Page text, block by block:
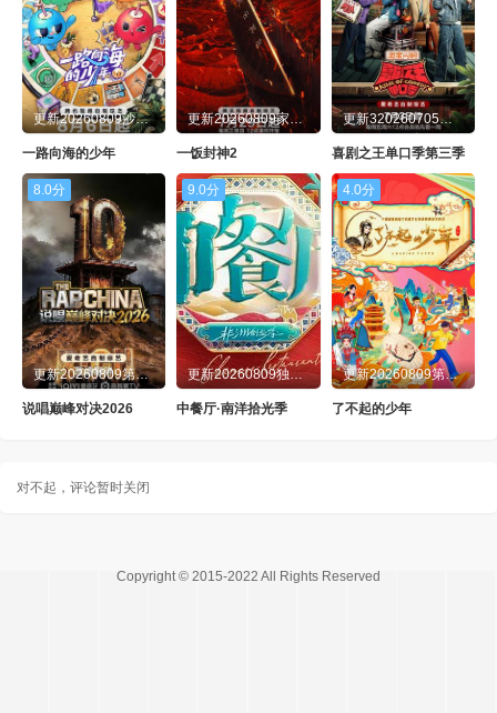
更新20260809沙滩号第1期
一路向海的少年
更新20260809家常菜第2期
一饭封神2
更新320260705第1期加更
喜剧之王单口季第三季
8.0分
更新20260809第7期下
说唱巅峰对决2026
9.0分
更新20260809独家直拍第8期
中餐厅·南洋拾光季
4.0分
更新20260809第11期
了不起的少年
对不起，评论暂时关闭
Copyright © 2015-2022 All Rights Reserved